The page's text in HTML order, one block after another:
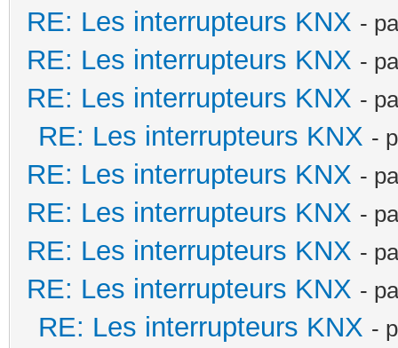
RE: Les interrupteurs KNX -
RE: Les interrupteurs KNX -
RE: Les interrupteurs KNX -
RE: Les interrupteurs KNX -
RE: Les interrupteurs KNX -
RE: Les interrupteurs KNX -
RE: Les interrupteurs KNX -
RE: Les interrupteurs KNX -
RE: Les interrupteurs KNX -